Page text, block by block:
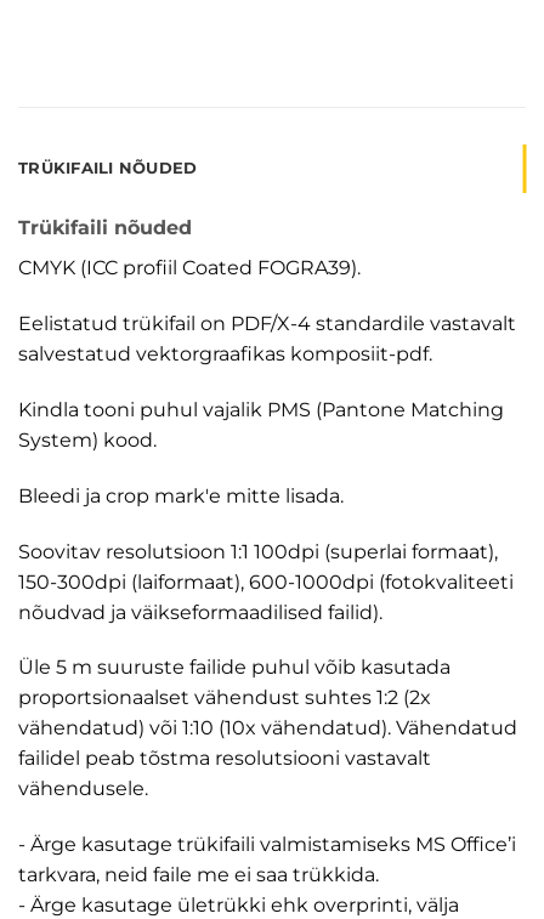
TRÜKIFAILI NÕUDED
Trükifaili nõuded
CMYK (ICC profiil Coated FOGRA39).
Eelistatud trükifail on PDF/X-4 standardile vastavalt
salvestatud vektorgraafikas komposiit-pdf.
Kindla tooni puhul vajalik PMS (Pantone Matching
System) kood.
Bleedi ja crop mark'e mitte lisada.
Soovitav resolutsioon 1:1 100dpi (superlai formaat),
150-300dpi (laiformaat), 600-1000dpi (fotokvaliteeti
nõudvad ja väikseformaadilised failid).
Üle 5 m suuruste failide puhul võib kasutada
proportsionaalset vähendust suhtes 1:2 (2x
vähendatud) või 1:10 (10x vähendatud). Vähendatud
failidel peab tõstma resolutsiooni vastavalt
vähendusele.
- Ärge kasutage trükifaili valmistamiseks MS Office’i
tarkvara, neid faile me ei saa trükkida.
- Ärge kasutage ületrükki ehk overprinti, välja